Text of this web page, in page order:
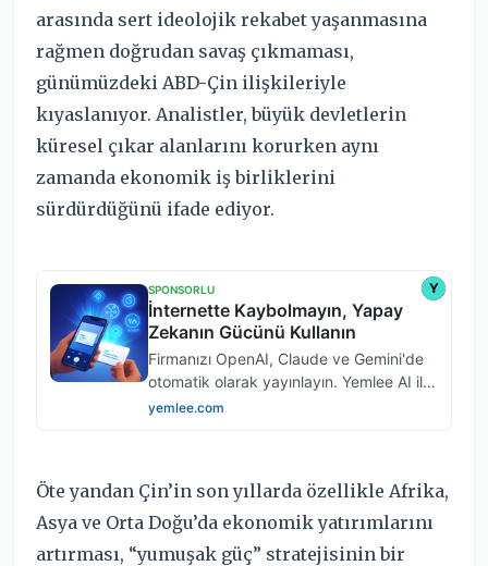
arasında sert ideolojik rekabet yaşanmasına
rağmen doğrudan savaş çıkmaması,
günümüzdeki ABD-Çin ilişkileriyle
kıyaslanıyor. Analistler, büyük devletlerin
küresel çıkar alanlarını korurken aynı
zamanda ekonomik iş birliklerini
sürdürdüğünü ifade ediyor.
Öte yandan Çin’in son yıllarda özellikle Afrika,
Asya ve Orta Doğu’da ekonomik yatırımlarını
artırması, “yumuşak güç” stratejisinin bir